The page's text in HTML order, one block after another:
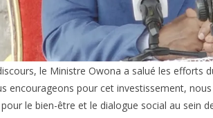
le Ministre Owona a salué les efforts
encourageons pour cet investissement,
le bien-être et le dialogue social au sein